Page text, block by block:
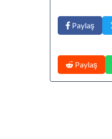
Paylaş
Paylaş